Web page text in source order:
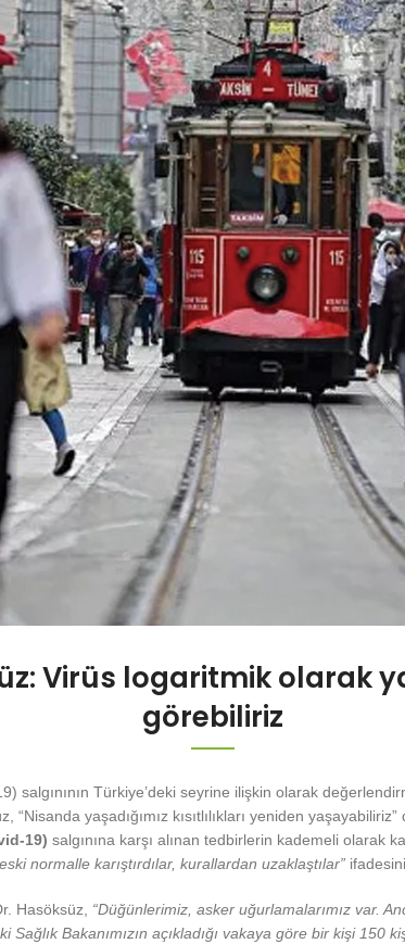
Virüs logaritmik olarak
görebiliriz
Türkiye’deki seyrine ilişkin olarak
yaşadığımız kısıtlılıkları yeniden yaşayabiliriz”
19) salgınına karşı alınan tedbirlerin kademeli olarak
normalle karıştırdılar, kurallardan uzaklaştılar”
Hasöksüz,
“Düğünlerimiz, asker uğurlamalarımız var.
Bakanımızın açıkladığı vakaya göre bir kişi 150